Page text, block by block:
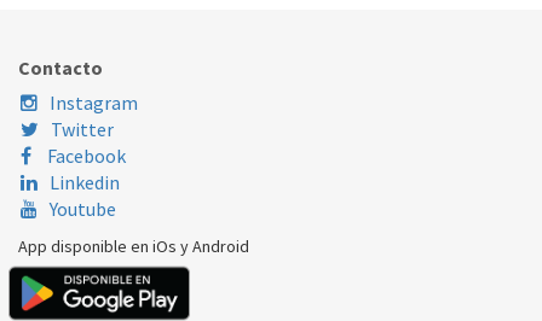
Contacto
Instagram
Twitter
Facebook
Linkedin
Youtube
App disponible en iOs y Android